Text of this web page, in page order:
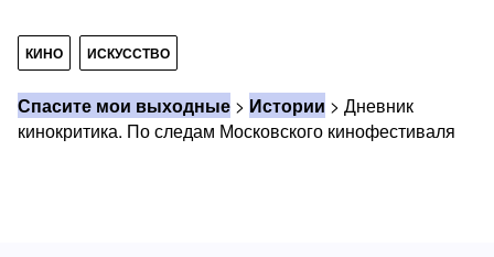
КИНО ИСКУССТВО
Спасите мои выходные > Истории > Дневник
кинокритика. По следам Московского кинофестиваля